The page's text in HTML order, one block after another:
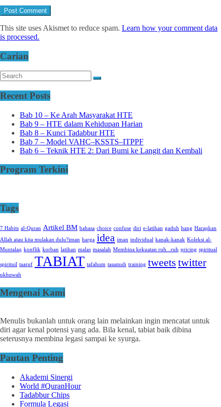
This site uses Akismet to reduce spam. Learn how your comment data
is processed.
Carian
Recent Posts
Bab 10 – Ke Arah Masyarakat HTE
Bab 9 – HTE dalam Kehidupan Harian
Bab 8 – Kunci Tadabbur HTE
Bab 7 – Model VAHC–KSSTS–ITPPF
Bab 6 – Teknik HTE 2: Dari Bumi ke Langit dan Kembali
Program Terkini
Tags
7 Habits al-Quran Artikel BM bahasa choice confuse diri e-latihan gaduh hang Harapkan
Allah atau kita mulakan dulu?iman harga idea iman individual kanak-kanak Koleksi al-
Muntalaq konflik korban latihan malas masalah Membina kekuatan ruh...ruh pricing spiritual
spirituil taaruf TABIAT tafahum tasamuh training tweets twitter
ukhuwah
Mengenai Kami
Menulis bukanlah untuk orang lain melainkan ingin mencatat untuk
diri agar kenal potensi yang ada. Bila kenal, tabiat baik dibina
seterusnya membina legasi sampai ke syurga.
Pautan Penting
Akademi Sinergi
World #QuranHour
Tadabbur Chips
Formula Legasi